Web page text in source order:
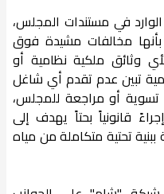
الوارد في مستندات المجلس،
بأنها مخالفات مشيدة فوق
وثائق ملكية نظامية أو
تبين عدم تقدم أي شاغل
تسوية أو مراجعة للمجلس،
قانونياً بحتاً يهدف إلى
تحتية متكاملة من مياه